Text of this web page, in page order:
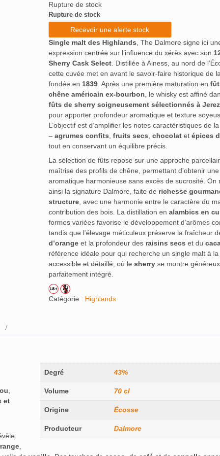
Rupture de stock
Rupture de stock
Recevoir une alerte stock
Single malt des Highlands , The Dalmore signe ici
expression centrée sur l’influence du xérès avec son
Sherry Cask Select. Distillée à Alness, au nord de
cette cuvée met en avant le savoir‑faire historique de
fondée en 1839. Après une première maturation en
chêne américain ex‑bourbon , le whisky est affiné
fûts de sherry soigneusement sélectionnés à Jerez
pour apporter profondeur aromatique et texture
L’objectif est d’amplifier les notes caractéristiques de
– agrumes confits fruits secs chocolatet épices
tout en conservant un équilibre précis.
La sélection de fûts repose sur une approche
maîtrise des profils de chêne, permettant d’obtenir
aromatique harmonieuse sans excès de sucrosité. On
ainsi la signature Dalmore, faite de richesse
structure, avec une harmonie entre le caractère du
contribution des bois. La distillation en alambics en
formes variées favorise le développement d’arômes
tandis que l’élevage méticuleux préserve la fraîcheur
d’orangeet la profondeur des raisins secs et du
référence idéale pour qui recherche un single malt à la
accessible et détaillé, où le sherryse montre
parfaitement intégré.
Catégorie : Highlands
Degré 43%
Volume 70 cl
Origine Écosse
Producteur Dalmore
,
et
,